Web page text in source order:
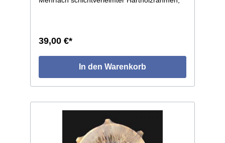
des Rahmens, die vom Trommelfell umspannt
sind. ø des Reifens ca.23cm.
39,00 €*
In den Warenkorb